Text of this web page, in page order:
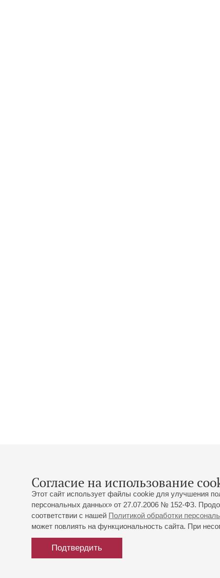
Согласие на использование
Этот сайт использует файлы cookie для улучшения
персональных данных» от 27.07.2006 № 152-ФЗ.
соответствии с нашей Политикой обработки
может повлиять на функциональность сайта. При
Подтвердить